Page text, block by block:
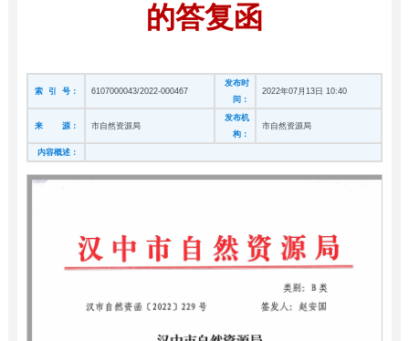
的答复函
索 引 号： 6107000043/2022-000467
发布时
间：
2022年07月13日 10:40
来 源： 市自然资源局
发布机
构：
市自然资源局
内容概述：